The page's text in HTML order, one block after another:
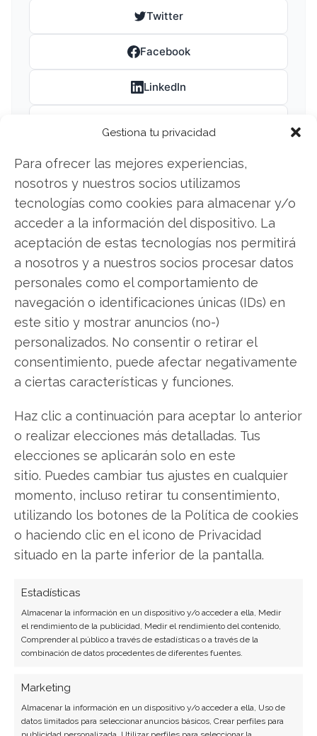
Gestiona tu privacidad
Para ofrecer las mejores experiencias,
nosotros y nuestros socios utilizamos
tecnologías como cookies para almacenar y/o
acceder a la información del dispositivo. La
aceptación de estas tecnologías nos permitirá
a nosotros y a nuestros socios procesar datos
personales como el comportamiento de
navegación o identificaciones únicas (IDs) en
este sitio y mostrar anuncios (no-)
personalizados. No consentir o retirar el
consentimiento, puede afectar negativamente
a ciertas características y funciones.
Haz clic a continuación para aceptar lo anterior
o realizar elecciones más detalladas. Tus
elecciones se aplicarán solo en este
sitio. Puedes cambiar tus ajustes en cualquier
momento, incluso retirar tu consentimiento,
utilizando los botones de la Política de cookies
o haciendo clic en el icono de Privacidad
situado en la parte inferior de la pantalla.
Estadísticas
Almacenar la información en un dispositivo y/o acceder a ella, Medir
el rendimiento de la publicidad, Medir el rendimiento del contenido,
Comprender al público a través de estadísticas o a través de la
combinación de datos procedentes de diferentes fuentes.
Marketing
Almacenar la información en un dispositivo y/o acceder a ella, Uso de
datos limitados para seleccionar anuncios básicos, Crear perfiles para
Twitter
Facebook
LinkedIn
SOBRE EL AUTOR
Javier Martínez González
Ingeniero de software convertido en escritor
tecnológico. Analiza las últimas tendencias en
hardware, software empresarial y computación en
la nube.
Ver todos los artículos →